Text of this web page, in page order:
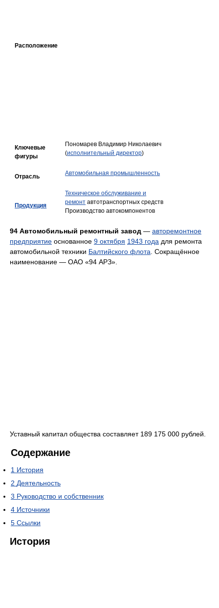
Расположение
Ключевые
фигуры
Пономарев Владимир Николаевич
(исполнительный директор)
Отрасль Автомобильная промышленность
Продукция
Техническое обслуживание и
ремонт автотранспортных средств
Производство автокомпонентов
94 Автомобильный ремонтный завод — авторемонтное
предприятие основанное 9 октября 1943 года для ремонта
автомобильной техники Балтийского флота . Сокращённое
наименование — ОАО «94 АРЗ».
Уставный капитал общества составляет 189 175 000 рублей.
Содержание
1 История
2 Деятельность
3 Руководство и собственник
4 Источники
5 Ссылки
История